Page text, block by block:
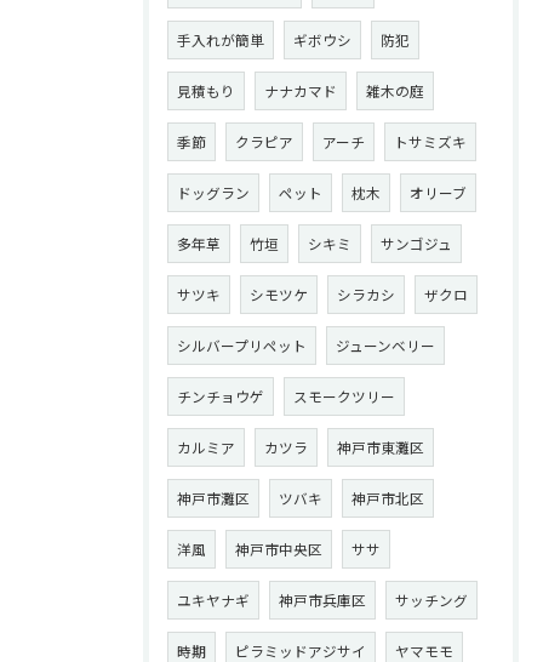
手入れが簡単 ギボウシ 防犯
見積もり ナナカマド 雑木の庭
季節 クラピア アーチ トサミズキ
ドッグラン ペット 枕木 オリーブ
多年草 竹垣 シキミ サンゴジュ
サツキ シモツケ シラカシ ザクロ
シルバープリペット ジューンベリー
チンチョウゲ スモークツリー
カルミア カツラ 神戸市東灘区
神戸市灘区 ツバキ 神戸市北区
洋風 神戸市中央区 ササ
ユキヤナギ 神戸市兵庫区 サッチング
時期 ピラミッドアジサイ ヤマモモ